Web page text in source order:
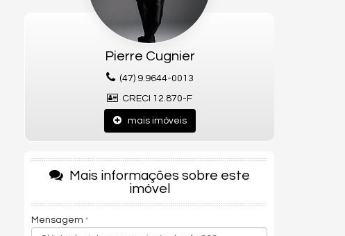
Pierre Cugnier
(47) 9.9644-0013
CRECI 12.870-F
mais imóveis
Mais informações sobre este
imóvel
Mensagem